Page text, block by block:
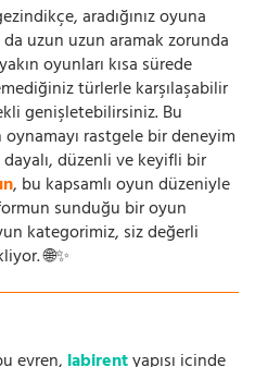
aradığınız oyuna
uzun uzun aramak zorunda
oyunları kısa sürede
türlerle karşılaşabilir
genişletebilirsiniz. Bu
rastgele bir deneyim
düzenli ve keyifli bir
, bu kapsamlı oyun düzeniyle
sunduğu bir oyun
kategorimiz, siz değerli
🌐✨